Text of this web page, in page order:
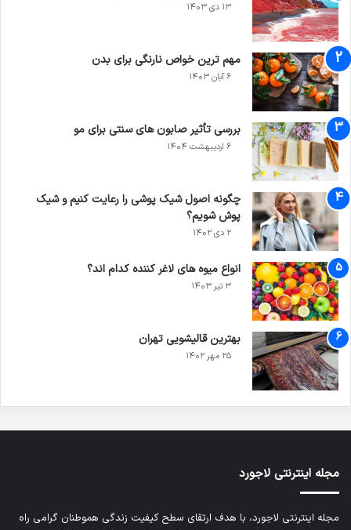
۱۳ دی ۱۴۰۳
مهم ترین خواص نارنگی برای بدن
۶ آبان ۱۴۰۳
بررسی تأثیر صابون های سنتی برای مو
۶ اردیبهشت ۱۴۰۴
چگونه اصول شیک پوشی را رعایت کنیم و شیک
پوش شویم؟
۲ دی ۱۴۰۲
انواع میوه های لاغر کننده کدام اند؟
۳ تیر ۱۴۰۳
بهترین قالیشویی تهران
۲۵ مهر ۱۴۰۲
مجله اینترنتی لاجورد
مجله اینترنتی لاجورد، با هدف ارتقای سطح کیفیت زندگی هموطنان گرامی راه